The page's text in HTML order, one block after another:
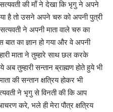
की माँ ने देखा कि भृगु ने अपने
है तो उसने अपने चरु को अपनी पुत्री
ने अपनी माता वाले चरु का
का ज्ञान हो गया और वे अपनी
माता ने तुम्हारे साथ छल करके
तुम्हारी सन्तान ब्राह्मण होते हुये भी
की सन्तान क्षत्रिय होकर भी
ने भृगु से विनती की कि आप
करे, भले ही मेरा पौत्र क्षत्रिय